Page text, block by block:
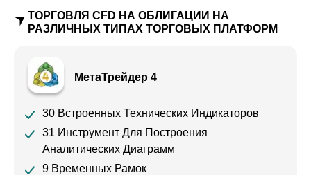
ТОРГОВЛЯ CFD НА ОБЛИГАЦИИ НА
РАЗЛИЧНЫХ ТИПАХ ТОРГОВЫХ ПЛАТФОРМ
МетаТрейдер 4
30 Встроенных Технических Индикаторов
31 Инструмент Для Построения
Аналитических Диаграмм
9 Временных Рамок